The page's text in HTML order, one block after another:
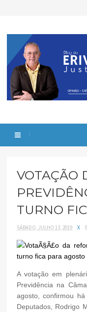
VOTAÇÃO
TURNO
SÁBADO, JULHO 13, 2019 X
A votação em
Previdência na
agosto, confirmou
Deputados, Rodrigo